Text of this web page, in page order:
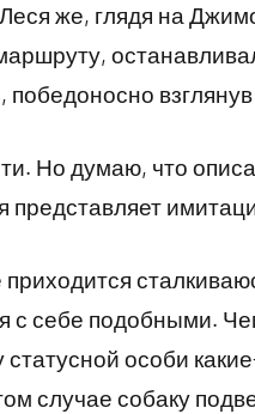
же, глядя на
Но думаю, что
представляет
с себе подобными.
особи
случае собаку